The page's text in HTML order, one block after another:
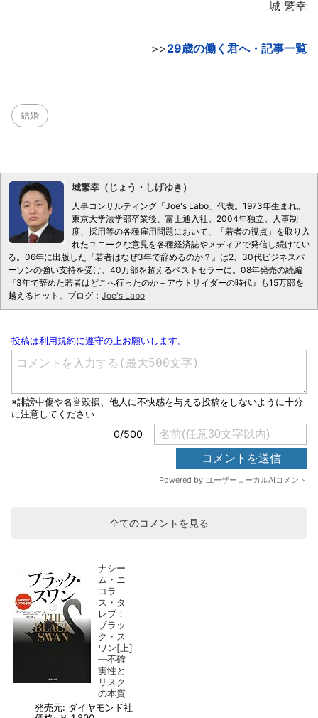
城 繁幸
>>29歳の働く君へ・記事一覧
結婚
城繁幸（じょう・しげゆき）
人事コンサルティング「Joe's Labo」代表。1973年生まれ。
東京大学法学部卒業後、富士通入社。2004年独立。人事制
度、採用等の各種雇用問題において、「若者の視点」を取り入
れたユニークな意見を各種経済誌やメディアで発信し続けてい
る。06年に出版した『若者はなぜ3年で辞めるのか？』は2、30代ビジネスパ
ーソンの強い支持を受け、40万部を超えるベストセラーに。08年発売の続編
『3年で辞めた若者はどこへ行ったのか－アウトサイダーの時代』も15万部を
越えるヒット。ブログ： Joe's Labo
全てのコメントを見る
ナシー
ム・ニ
コラ
ス・タ
レブ：
ブラッ
ク・ス
ワン[上]
―不確
実性と
リスク
の本質
発売元: ダイヤモンド社